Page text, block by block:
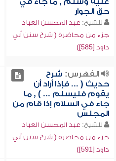
حق الجوار
للشيخ: عبد المحسن العباد
جزء من محاضرة ( شرح سنن أبي
داود [585])
الفهرس: شرح
حديث ( ... فإذا أراد أن
يقوم فليسلم ... ) , ما
جاء في السلام إذا قام من
المجلس
للشيخ: عبد المحسن العباد
جزء من محاضرة ( شرح سنن أبي
داود [591])